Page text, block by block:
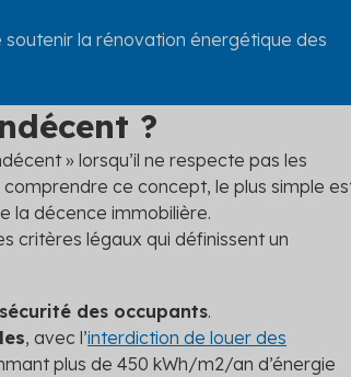
soutenir la rénovation énergétique des
?
» lorsqu’il ne respecte pas les
ce concept, le plus simple
la décence immobilière.
critères légaux qui définissent un
des occupants.
, avec l’interdiction de louer des
plus de 450 kWh/m2/an d’énergie